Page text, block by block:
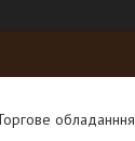
обладанння